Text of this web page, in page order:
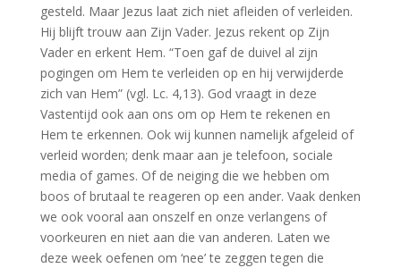
gesteld. Maar Jezus laat zich niet afleiden of verleiden.
Hij blijft trouw aan Zijn Vader. Jezus rekent op Zijn
Vader en erkent Hem. “Toen gaf de duivel al zijn
pogingen om Hem te verleiden op en hij verwijderde
zich van Hem” (vgl. Lc. 4,13). God vraagt in deze
Vastentijd ook aan ons om op Hem te rekenen en
Hem te erkennen. Ook wij kunnen namelijk afgeleid of
verleid worden; denk maar aan je telefoon, sociale
media of games. Of de neiging die we hebben om
boos of brutaal te reageren op een ander. Vaak denken
we ook vooral aan onszelf en onze verlangens of
voorkeuren en niet aan die van anderen. Laten we
deze week oefenen om ‘nee’ te zeggen tegen die